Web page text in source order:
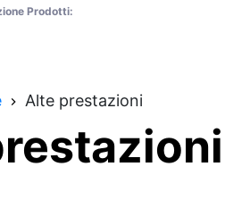
Prodotti:
Alte prestazioni